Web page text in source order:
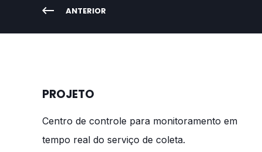
ANTERIOR
PROJETO
Centro de controle para monitoramento em
tempo real do serviço de coleta.